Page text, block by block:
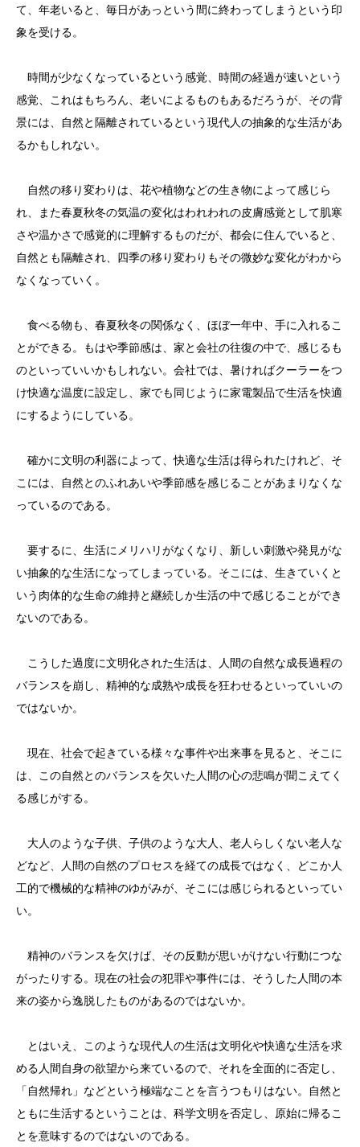
て、年老いると、毎日があっという間に終わってしまうという印
象を受ける。
時間が少なくなっているという感覚、時間の経過が速いという
感覚、これはもちろん、老いによるものもあるだろうが、その背
景には、自然と隔離されているという現代人の抽象的な生活があ
るかもしれない。
自然の移り変わりは、花や植物などの生き物によって感じら
れ、また春夏秋冬の気温の変化はわれわれの皮膚感覚として肌寒
さや温かさで感覚的に理解するものだが、都会に住んでいると、
自然とも隔離され、四季の移り変わりもその微妙な変化がわから
なくなっていく。
食べる物も、春夏秋冬の関係なく、ほぼ一年中、手に入れるこ
とができる。もはや季節感は、家と会社の往復の中で、感じるも
のといっていいかもしれない。会社では、暑ければクーラーをつ
け快適な温度に設定し、家でも同じように家電製品で生活を快適
にするようにしている。
確かに文明の利器によって、快適な生活は得られたけれど、そ
こには、自然とのふれあいや季節感を感じることがあまりなくな
っているのである。
要するに、生活にメリハリがなくなり、新しい刺激や発見がな
い抽象的な生活になってしまっている。そこには、生きていくと
いう肉体的な生命の維持と継続しか生活の中で感じることができ
ないのである。
こうした過度に文明化された生活は、人間の自然な成長過程の
バランスを崩し、精神的な成熟や成長を狂わせるといっていいの
ではないか。
現在、社会で起きている様々な事件や出来事を見ると、そこに
は、この自然とのバランスを欠いた人間の心の悲鳴が聞こえてく
る感じがする。
大人のような子供、子供のような大人、老人らしくない老人な
どなど、人間の自然のプロセスを経ての成長ではなく、どこか人
工的で機械的な精神のゆがみが、そこには感じられるといってい
い。
精神のバランスを欠けば、その反動が思いがけない行動につな
がったりする。現在の社会の犯罪や事件には、そうした人間の本
来の姿から逸脱したものがあるのではないか。
とはいえ、このような現代人の生活は文明化や快適な生活を求
める人間自身の欲望から来ているので、それを全面的に否定し、
「自然帰れ」などという極端なことを言うつもりはない。自然と
ともに生活するということは、科学文明を否定し、原始に帰るこ
とを意味するのではないのである。